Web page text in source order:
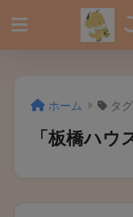
ホーム タグ
「板橋ハウ